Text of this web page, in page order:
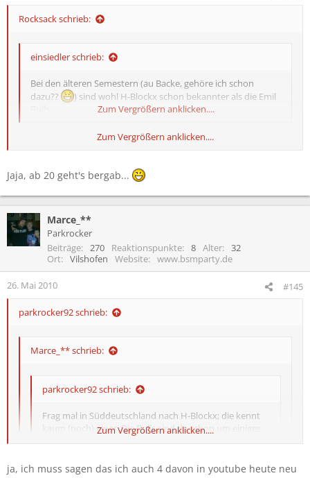
Rocksack schrieb:
einsiedler schrieb:
Bei den älteren Semestern (au Backe, gehöre ich schon
dazu??
) sind wohl H-Blockx schon bekannter als die Emil
Zum Vergrößern anklicken....
Zum Vergrößern anklicken....
Jaja, ab 20 geht's bergab...
Marce_**
Parkrocker
Beiträge
270 Reaktionspunkte 8 Alter
32
Ort
Vilshofen Website www.bsmparty.de
26. Mai 2010 #145
parkrocker92 schrieb:
Marce_** schrieb:
parkrocker92 schrieb:
Frag mal in Süddeutschland nach H-Blockx; die kennt
kaum (noch) einer. Die Bulls sind da schon um einiges
Band nicht unbedingt soo stolz wäre^^) und ne
Zum Vergrößern anklicken....
Zum Vergrößern anklicken....
ja, ich muss sagen das ich auch 4 davon in youtube heute neu